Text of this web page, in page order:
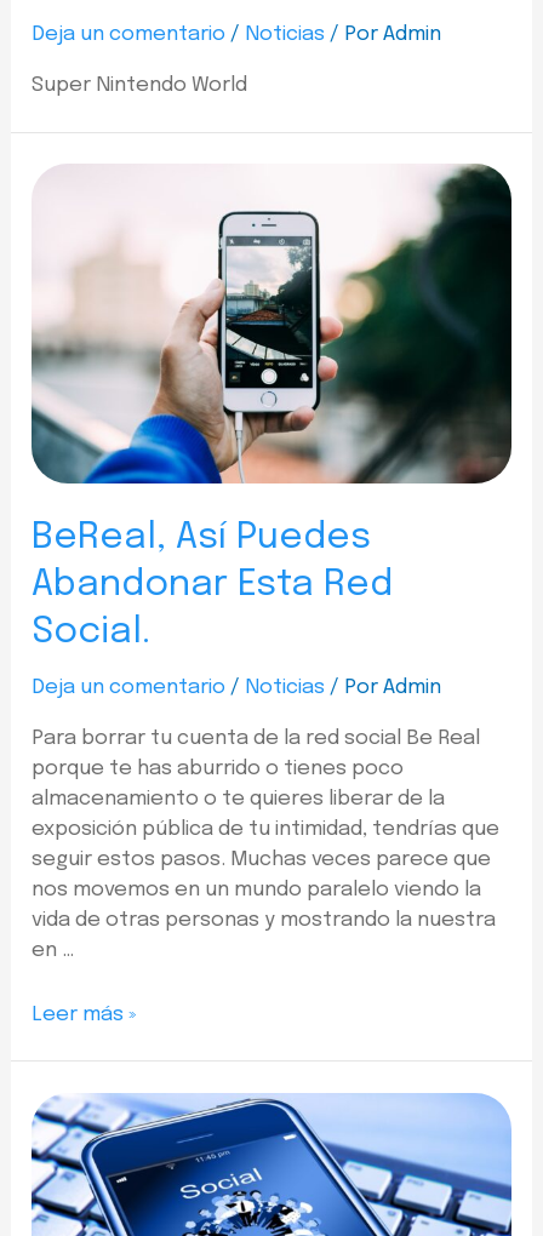
Deja un comentario / Noticias / PorAdmin
Super Nintendo World
BeReal, Así Puedes
Abandonar Esta Red
Social.
Deja un comentario / Noticias / PorAdmin
Para borrar tu cuenta de la red social Be Real
porque te has aburrido o tienes poco
almacenamiento o te quieres liberar de la
exposición pública de tu intimidad, tendrías que
seguir estos pasos. Muchas veces parece que
nos movemos en un mundo paralelo viendo la
vida de otras personas y mostrando la nuestra
en …
Leer más »